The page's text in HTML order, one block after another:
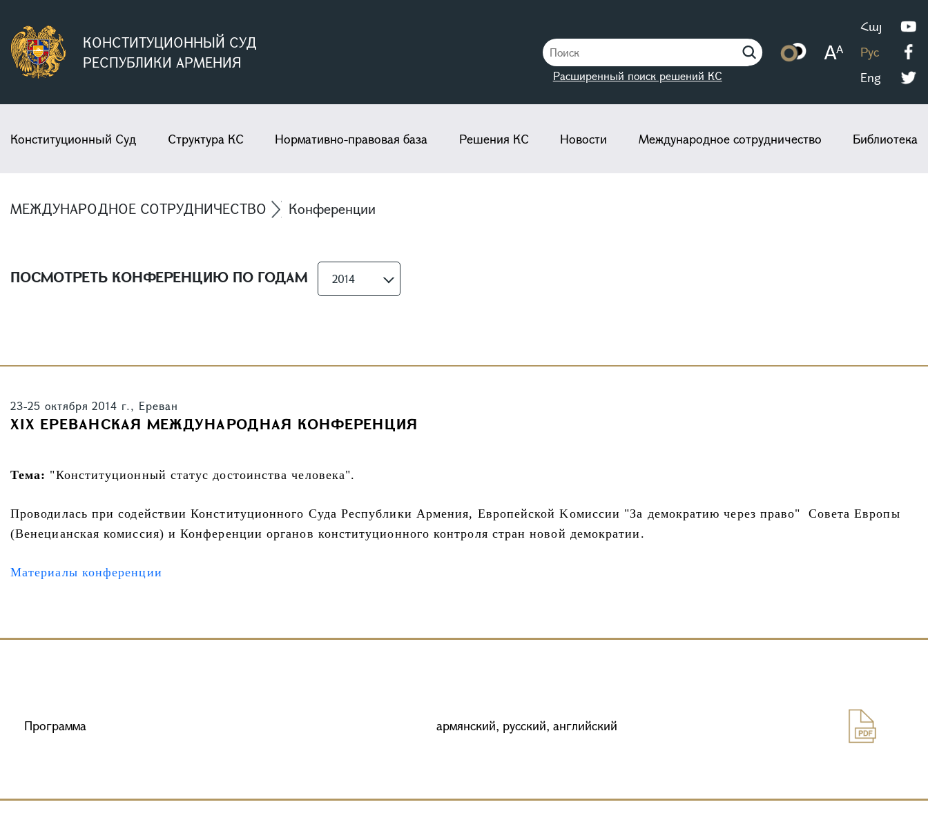
КОНСТИТУЦИОННЫЙ СУД
РЕСПУБЛИКИ АРМЕНИЯ
Расширенный поиск решений КС
Հայ
Рус
Eng
Конституционный Суд Структура КС Нормативно-правовая база Решения КС Новости Международное сотрудничество Библиотека
МЕЖДУНАРОДНОЕ СОТРУДНИЧЕСТВО Конференции
ПОСМОТРЕТЬ КОНФЕРЕНЦИЮ ПО ГОДАМ 2014
23-25 октября 2014 г., Ереван
XIX ЕРЕВАНСКАЯ МЕЖДУНАРОДНАЯ КОНФЕРЕНЦИЯ
Тема: "Конституционный статус достоинства человека".
Проводилась при содействии Конституционного Суда Республики Армения, Европейской Kомиссии "За демократию через право"
Совета Европы
(Венецианская комиссия) и Конференции органов конституционного контроля стран новой демократии.
Материалы конференции
Программа армянский, русский, английский